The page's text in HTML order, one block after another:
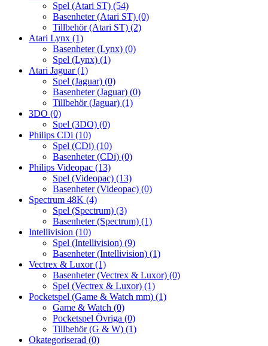
Spel (Atari ST) (54)
Basenheter (Atari ST) (0)
Tillbehör (Atari ST) (2)
Atari Lynx (1)
Basenheter (Lynx) (0)
Spel (Lynx) (1)
Atari Jaguar(1)
Spel (Jaguar) (0)
Basenheter (Jaguar) (0)
Tillbehör (Jaguar) (1)
3DO (0)
Spel (3DO) (0)
Philips CDi (10)
Spel (CDi) (10)
Basenheter (CDi) (0)
Philips Videopac (13)
Spel (Videopac) (13)
Basenheter (Videopac) (0)
Spectrum 48K (4)
Spel (Spectrum) (3)
Basenheter (Spectrum) (1)
Intellivision (10)
Spel (Intellivision) (9)
Basenheter (Intellivision) (1)
Vectrex & Luxor(1)
Basenheter (Vectrex & Luxor) (0)
Spel (Vectrex & Luxor) (1)
Pocketspel (Game & Watch mm) (1)
Game & Watch (0)
Pocketspel Övriga (0)
Tillbehör (G & W) (1)
Okategoriserad (0)